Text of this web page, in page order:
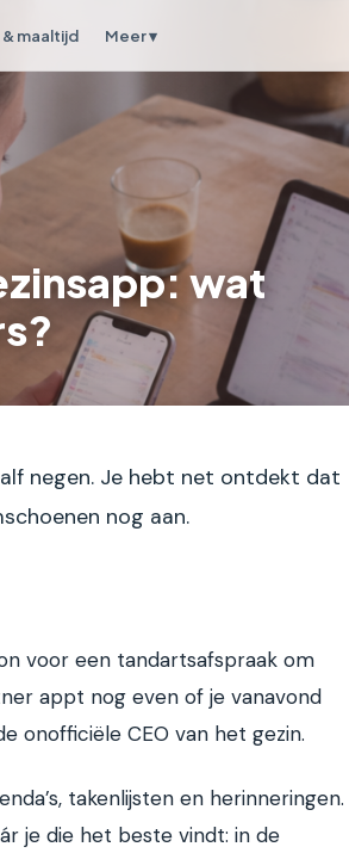
maaltijd Meer ▾
wat
negen. Je hebt net ontdekt dat
nog aan.
voor een tandartsafspraak om
appt nog even of je vanavond
onofficiële CEO van het gezin.
takenlijsten en herinneringen.
je die het beste vindt: in de